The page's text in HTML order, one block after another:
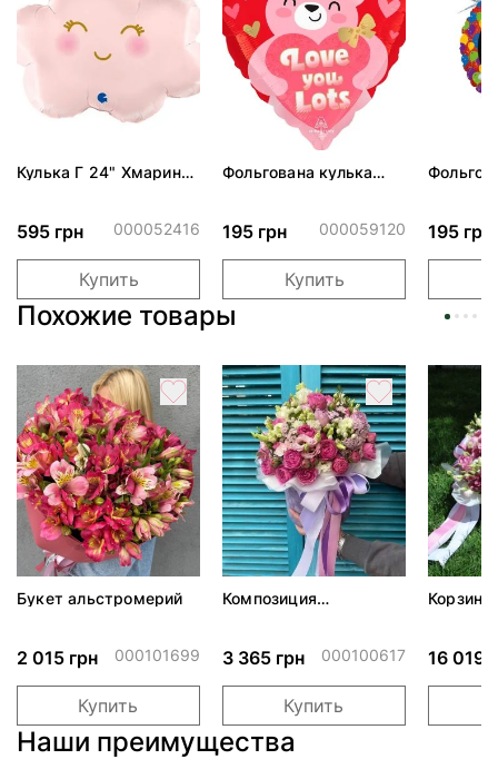
Кулька Г 24" Хмаринка
595 грн 000052416
Купить
Фольгована кулька
195 грн 000059120
Купить
195 грн
Похожие товары
Букет альстромерий
2 015 грн 000101699
Купить
Композиция
3 365 грн 000100617
Купить
16 019
Наши преимущества